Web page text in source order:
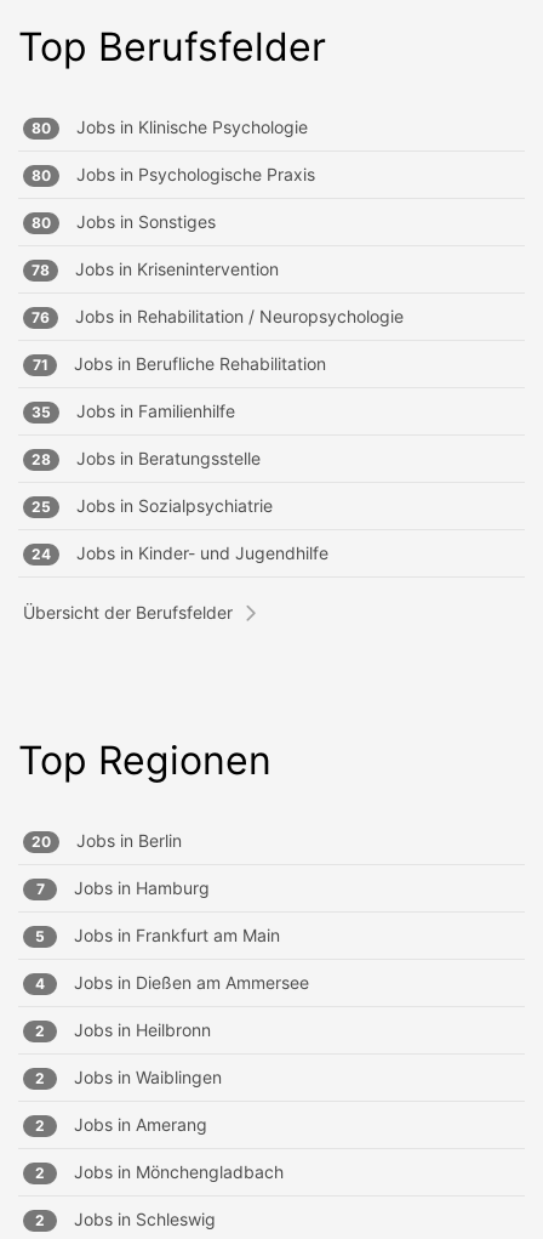
Top Berufsfelder
80 Jobs in Klinische Psychologie
80 Jobs in Psychologische Praxis
80 Jobs in Sonstiges
78 Jobs in Krisenintervention
76 Jobs in Rehabilitation / Neuropsychologie
71 Jobs in Berufliche Rehabilitation
35 Jobs in Familienhilfe
28 Jobs in Beratungsstelle
25 Jobs in Sozialpsychiatrie
24 Jobs in Kinder- und Jugendhilfe
Übersicht der Berufsfelder
Top Regionen
20 Jobs in Berlin
7 Jobs in Hamburg
5 Jobs in Frankfurt am Main
4 Jobs in Dießen am Ammersee
2 Jobs in Heilbronn
2 Jobs in Waiblingen
2 Jobs in Amerang
2 Jobs in Mönchengladbach
2 Jobs in Schleswig